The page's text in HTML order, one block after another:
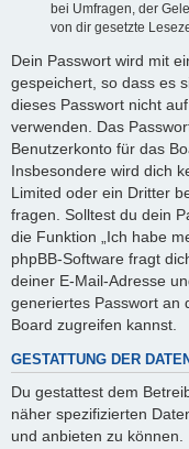
bei Umfragen, der
von dir gesetzte
Dein Passwort wird mit
gespeichert, so dass es
dieses Passwort nicht
verwenden. Das
Benutzerkonto für das
Insbesondere wird dich
Limited oder ein Dritter
fragen. Solltest du dein
die Funktion „Ich habe
phpBB-Software fragt
deiner E-Mail-Adresse
generiertes Passwort an
Board zugreifen kannst.
GESTATTUNG DER
Du gestattest dem
näher spezifizierten
und anbieten zu können.